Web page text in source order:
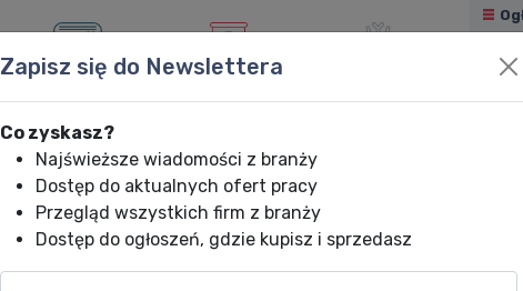
KLIMATYZACJA OGRZEWANIE
Zapisz się do Newslettera
Co zyskasz?
Najświeższe wiadomości z branży
Dostęp do aktualnych ofert pracy
Przegląd wszystkich firm z branży
Dostęp do ogłoszeń, gdzie kupisz i sprzedasz